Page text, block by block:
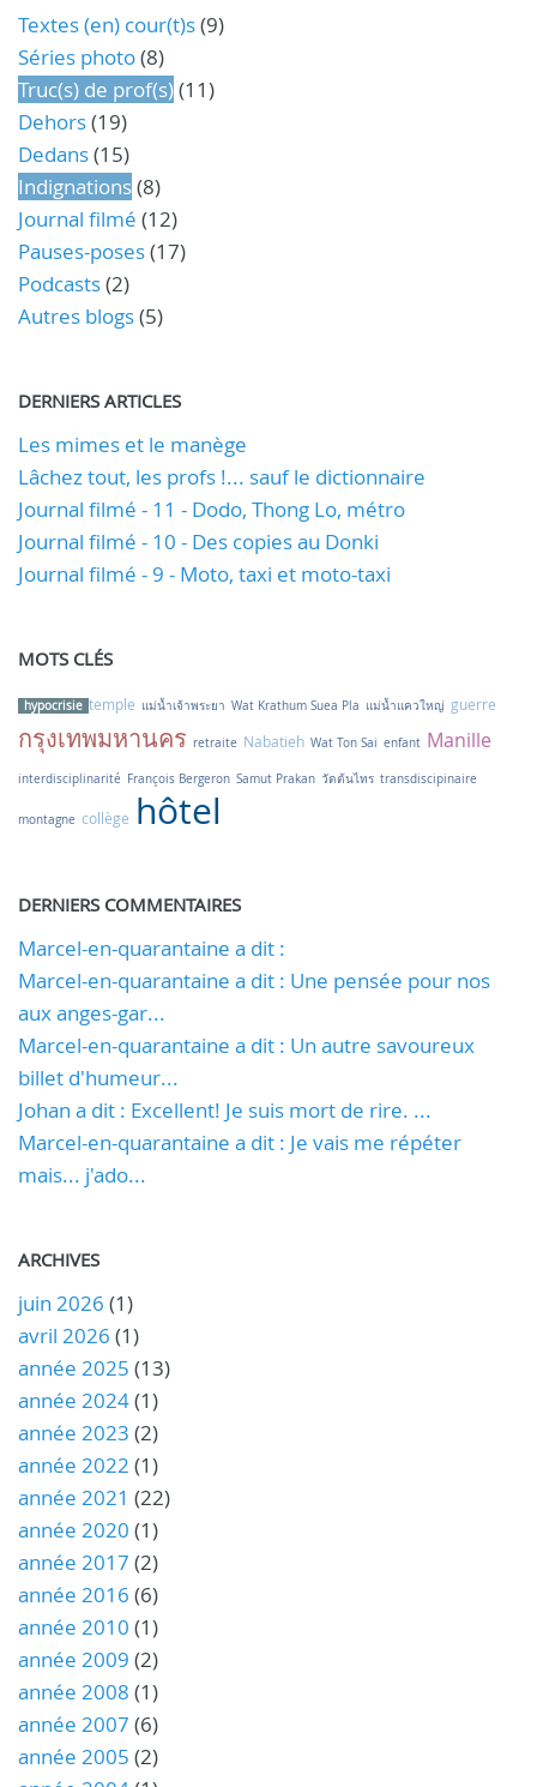
Textes (en) cour(t)s(9)
Séries photo(8)
Truc(s) de prof(s)(11)
Dehors(19)
Dedans(15)
Indignations(8)
Journal filmé (12)
Pauses-poses(17)
Podcasts(2)
Autres blogs(5)
DERNIERS ARTICLES
Les mimes et le manège
Lâchez tout, les profs !... sauf le dictionnaire
Journal filmé - 11 - Dodo, Thong Lo, métro
Journal filmé - 10 - Des copies au Donki
Journal filmé - 9 - Moto, taxi et moto-taxi
MOTS CLÉS
hypocrisie temple แม่น้ำเจ้าพระยา Wat Krathum Suea Pla แม่น้ำแควใหญ่ guerre
กรุงเทพมหานคร retraite Nabatieh Wat Ton Sai enfant Manille
interdisciplinarité François Bergeron Samut Prakan วัดต้นไทร transdiscipinaire
montagne collège hôtel
DERNIERS COMMENTAIRES
Marcel-en-quarantaine a dit :
Marcel-en-quarantaine a dit : Une pensée pour nos
aux anges-gar...
Marcel-en-quarantaine a dit : Un autre savoureux
billet d'humeur...
Johan a dit : Excellent! Je suis mort de rire. ...
Marcel-en-quarantaine a dit : Je vais me répéter
mais... j'ado...
ARCHIVES
juin 2026 (1)
avril 2026 (1)
année 2025 (13)
année 2024(1)
année 2023 (2)
année 2022 (1)
année 2021 (22)
année 2020 (1)
année 2017 (2)
année 2016 (6)
année 2010 (1)
année 2009 (2)
année 2008 (1)
année 2007 (6)
année 2005 (2)